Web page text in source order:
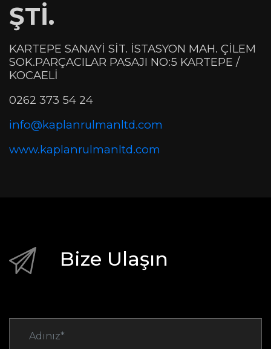
ŞTİ.
KARTEPE SANAYİ SİT. İSTASYON MAH. ÇİLEM
SOK.PARÇACILAR PASAJI NO:5 KARTEPE /
KOCAELİ
0262 373 54 24
info@kaplanrulmanltd.com
www.kaplanrulmanltd.com
Bize Ulaşın